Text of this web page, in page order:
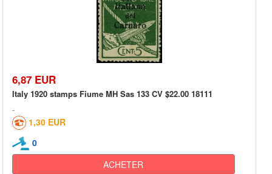
6,87 EUR
Italy 1920 stamps Fiume MH Sas 133 CV $22.00 18111
1,30 EUR
0
ACHETER